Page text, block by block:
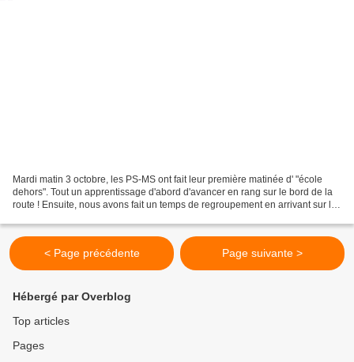
Mardi matin 3 octobre, les PS-MS ont fait leur première matinée d' "école
dehors". Tout un apprentissage d'abord d'avancer en rang sur le bord de la
route ! Ensuite, nous avons fait un temps de regroupement en arrivant sur le
< Page précédente Page suivante >
Hébergé par Overblog
Top articles
Pages